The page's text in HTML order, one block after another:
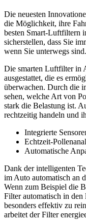
Die neuesten
die Möglichkeit, ihre
besten Smart-Luftfiltern
sicherstellen, dass Sie
wenn Sie unterwegs sind.
Die smarten Luftfilter in
ausgestattet, die es
überwachen. Durch die
sehen, welche Art von
stark die Belastung ist.
rechtzeitig handeln und
Integrierte
Echtzeit-
Automatische
Dank der intelligenten
im Auto automatisch an
Wenn zum Beispiel die
Filter automatisch in
besonders effektiv zu
arbeitet der Filter